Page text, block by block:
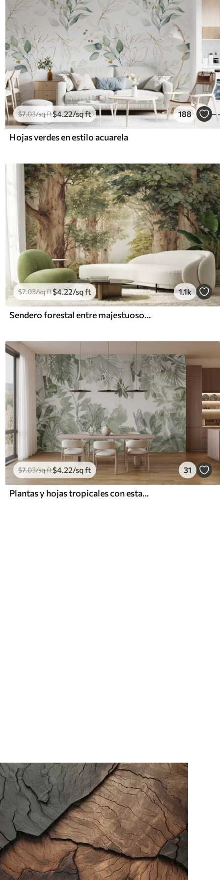
$7.03/sq ft$4.22/sq ft 188
Hojas verdes en estilo acuarela
$7.03/sq ft$4.22/sq ft 1.1k
Sendero forestal entre majestuosos árboles en estilo acuarela
$7.03/sq ft$4.22/sq ft 31
Plantas y hojas tropicales con estampado de jungla verde sobre fondo blanco